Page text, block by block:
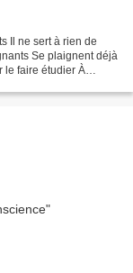
Il ne sert à rien de
Se plaignent déjà
le faire étudier À